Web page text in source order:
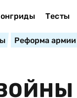
Тесты
Реформа армии